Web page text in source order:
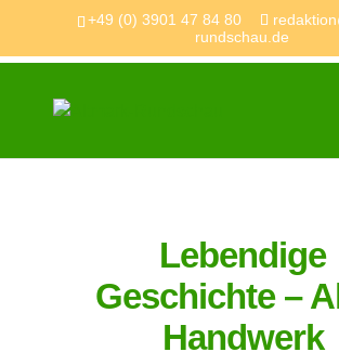
+49 (0) 3901 47 84 80
rundschau.de
Lebendige
Geschichte –
Handwerk